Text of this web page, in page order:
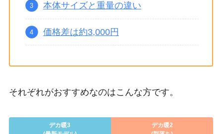
本体サイズと重量の違い
価格差は約3,000円
それぞれがおすすめなのはこんな方です。
デカ暖3
デカ暖2